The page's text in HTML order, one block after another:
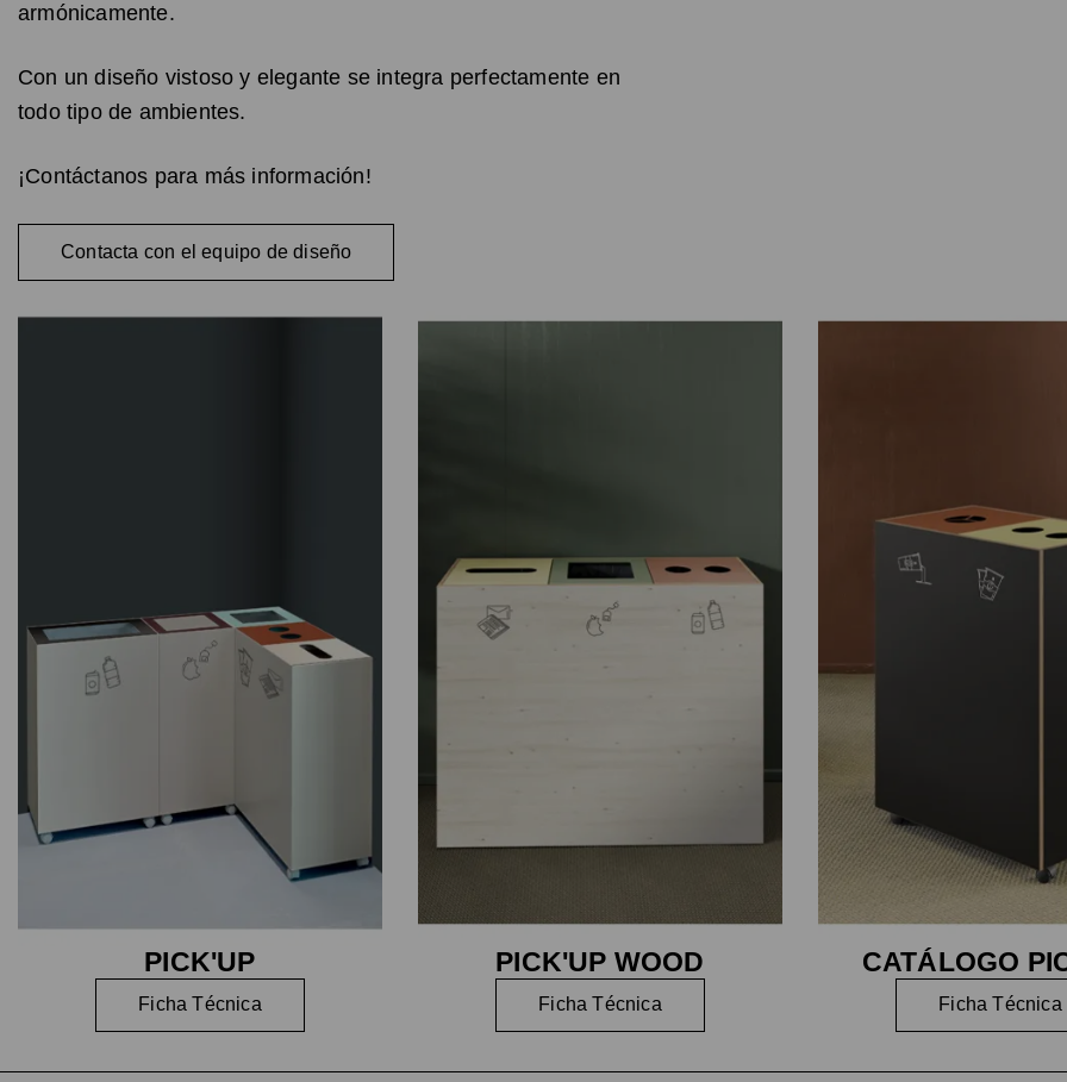
armónicamente.
Con un diseño vistoso y elegante se integra perfectamente en
todo tipo de ambientes.
¡Contáctanos para más información!
Contacta con el equipo de diseño
PICK'UP
Ficha Técnica
PICK'UP WOOD
Ficha Técnica
CATÁLOGO
Ficha Técnica